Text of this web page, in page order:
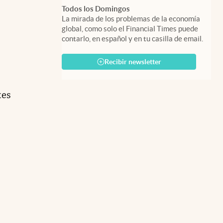
Todos los Domingos
La mirada de los problemas de la economía
global, como solo el Financial Times puede
contarlo, en español y en tu casilla de email.
Recibir newsletter